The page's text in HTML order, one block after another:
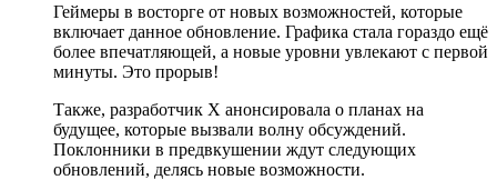
Геймеры в восторге от новых возможностей, которые
включает данное обновление. Графика стала гораздо ещё
более впечатляющей, а новые уровни увлекают с первой
минуты. Это прорыв!
Также, разработчик X анонсировала о планах на
будущее, которые вызвали волну обсуждений.
Поклонники в предвкушении ждут следующих
обновлений, делясь новые возможности.